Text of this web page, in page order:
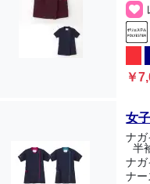
￥
女
ナガ
半
ナ
ナー